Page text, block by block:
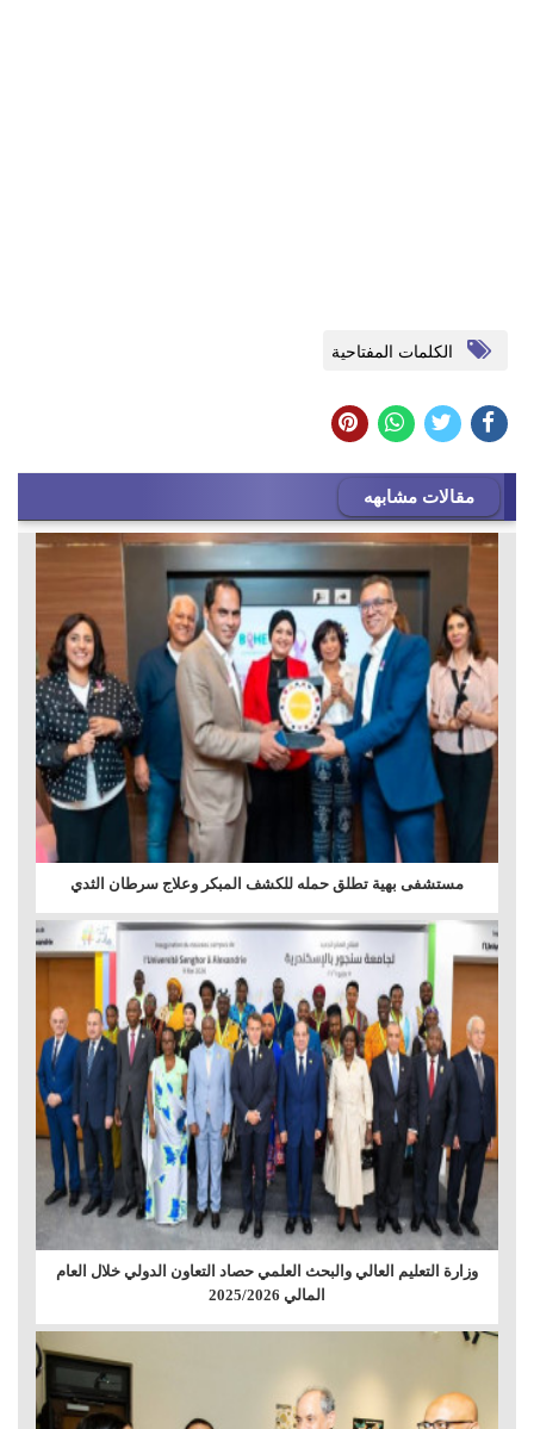
الكلمات المفتاحية
مقالات مشابهه
مستشفى بهية تطلق حمله للكشف المبكر وعلاج سرطان الثدي
وزارة التعليم العالي والبحث العلمي حصاد التعاون الدولي خلال العام
المالي 2025/2026